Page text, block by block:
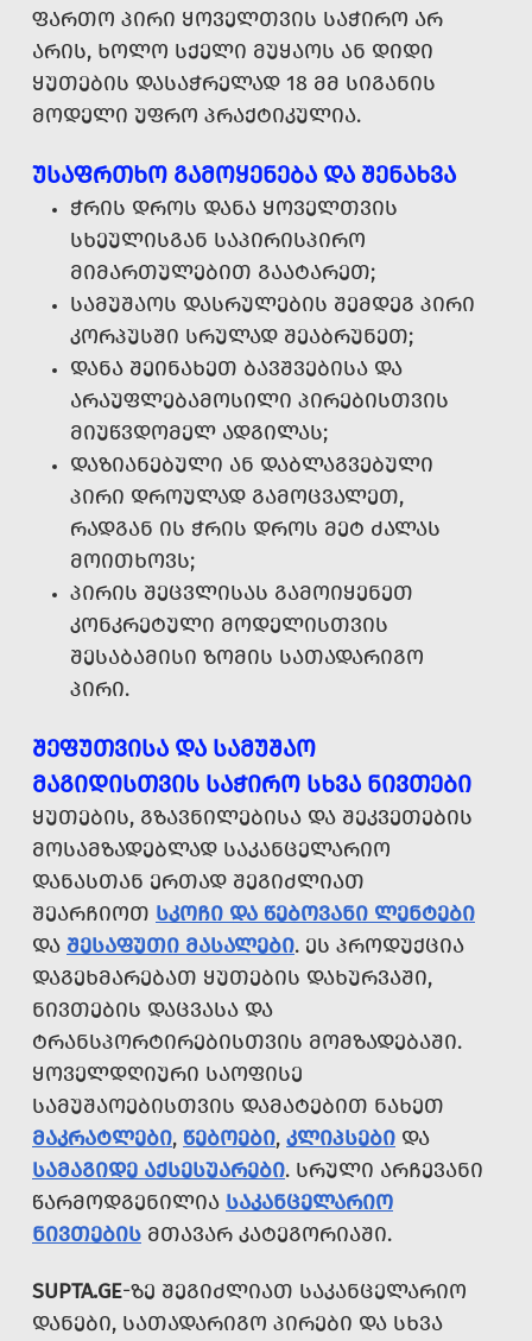
ᲤᲐᲠᲗᲝ ᲞᲘᲠᲘ ᲧᲝᲕᲔᲚᲗᲕᲘᲡ ᲡᲐᲭᲘᲠᲝ ᲐᲠ
ᲐᲠᲘᲡ, ᲮᲝᲚᲝ ᲡᲥᲔᲚᲘ ᲛᲣᲧᲐᲝᲡ ᲐᲜ ᲓᲘᲓᲘ
ᲧᲣᲗᲔᲑᲘᲡ ᲓᲐᲡᲐᲭᲠᲔᲚᲐᲓ 18 ᲛᲛ ᲡᲘᲒᲐᲜᲘᲡ
ᲛᲝᲓᲔᲚᲘ ᲣᲤᲠᲝ ᲞᲠᲐᲥᲢᲘᲙᲣᲚᲘᲐ.
ᲣᲡᲐᲤᲠᲗᲮᲝ ᲒᲐᲛᲝᲧᲔᲜᲔᲑᲐ ᲓᲐ ᲨᲔᲜᲐᲮᲕᲐ
ᲭᲠᲘᲡ ᲓᲠᲝᲡ ᲓᲐᲜᲐ ᲧᲝᲕᲔᲚᲗᲕᲘᲡ
ᲡᲮᲔᲣᲚᲘᲡᲒᲐᲜ ᲡᲐᲞᲘᲠᲘᲡᲞᲘᲠᲝ
ᲛᲘᲛᲐᲠᲗᲣᲚᲔᲑᲘᲗ ᲒᲐᲐᲢᲐᲠᲔᲗ;
ᲡᲐᲛᲣᲨᲐᲝᲡ ᲓᲐᲡᲠᲣᲚᲔᲑᲘᲡ ᲨᲔᲛᲓᲔᲒ ᲞᲘᲠᲘ
ᲙᲝᲠᲞᲣᲡᲨᲘ ᲡᲠᲣᲚᲐᲓ ᲨᲔᲐᲑᲠᲣᲜᲔᲗ;
ᲓᲐᲜᲐ ᲨᲔᲘᲜᲐᲮᲔᲗ ᲑᲐᲕᲨᲕᲔᲑᲘᲡᲐ ᲓᲐ
ᲐᲠᲐᲣᲤᲚᲔᲑᲐᲛᲝᲡᲘᲚᲘ ᲞᲘᲠᲔᲑᲘᲡᲗᲕᲘᲡ
ᲛᲘᲣᲬᲕᲓᲝᲛᲔᲚ ᲐᲓᲒᲘᲚᲐᲡ;
ᲓᲐᲖᲘᲐᲜᲔᲑᲣᲚᲘ ᲐᲜ ᲓᲐᲑᲚᲐᲒᲕᲔᲑᲣᲚᲘ
ᲞᲘᲠᲘ ᲓᲠᲝᲣᲚᲐᲓ ᲒᲐᲛᲝᲪᲕᲐᲚᲔᲗ,
ᲠᲐᲓᲒᲐᲜ ᲘᲡ ᲭᲠᲘᲡ ᲓᲠᲝᲡ ᲛᲔᲢ ᲫᲐᲚᲐᲡ
ᲛᲝᲘᲗᲮᲝᲕᲡ;
ᲞᲘᲠᲘᲡ ᲨᲔᲪᲕᲚᲘᲡᲐᲡ ᲒᲐᲛᲝᲘᲧᲔᲜᲔᲗ
ᲙᲝᲜᲙᲠᲔᲢᲣᲚᲘ ᲛᲝᲓᲔᲚᲘᲡᲗᲕᲘᲡ
ᲨᲔᲡᲐᲑᲐᲛᲘᲡᲘ ᲖᲝᲛᲘᲡ ᲡᲐᲗᲐᲓᲐᲠᲘᲒᲝ
ᲞᲘᲠᲘ.
ᲨᲔᲤᲣᲗᲕᲘᲡᲐ ᲓᲐ ᲡᲐᲛᲣᲨᲐᲝ
ᲛᲐᲒᲘᲓᲘᲡᲗᲕᲘᲡ ᲡᲐᲭᲘᲠᲝ ᲡᲮᲕᲐ ᲜᲘᲕᲗᲔᲑᲘ
ᲧᲣᲗᲔᲑᲘᲡ, ᲒᲖᲐᲕᲜᲘᲚᲔᲑᲘᲡᲐ ᲓᲐ ᲨᲔᲙᲕᲔᲗᲔᲑᲘᲡ
ᲛᲝᲡᲐᲛᲖᲐᲓᲔᲑᲚᲐᲓ ᲡᲐᲙᲐᲜᲪᲔᲚᲐᲠᲘᲝ
ᲓᲐᲜᲐᲡᲗᲐᲜ ᲔᲠᲗᲐᲓ ᲨᲔᲒᲘᲫᲚᲘᲐᲗ
ᲨᲔᲐᲠᲩᲘᲝᲗ ᲡᲙᲝᲩᲘ ᲓᲐ ᲬᲔᲑᲝᲕᲐᲜᲘ ᲚᲔᲜᲢᲔᲑᲘ
ᲓᲐ ᲨᲔᲡᲐᲤᲣᲗᲘ ᲛᲐᲡᲐᲚᲔᲑᲘ. ᲔᲡ ᲞᲠᲝᲓᲣᲥᲪᲘᲐ
ᲓᲐᲒᲔᲮᲛᲐᲠᲔᲑᲐᲗ ᲧᲣᲗᲔᲑᲘᲡ ᲓᲐᲮᲣᲠᲕᲐᲨᲘ,
ᲜᲘᲕᲗᲔᲑᲘᲡ ᲓᲐᲪᲕᲐᲡᲐ ᲓᲐ
ᲢᲠᲐᲜᲡᲞᲝᲠᲢᲘᲠᲔᲑᲘᲡᲗᲕᲘᲡ ᲛᲝᲛᲖᲐᲓᲔᲑᲐᲨᲘ.
ᲧᲝᲕᲔᲚᲓᲦᲘᲣᲠᲘ ᲡᲐᲝᲤᲘᲡᲔ
ᲡᲐᲛᲣᲨᲐᲝᲔᲑᲘᲡᲗᲕᲘᲡ ᲓᲐᲛᲐᲢᲔᲑᲘᲗ ᲜᲐᲮᲔᲗ
ᲛᲐᲙᲠᲐᲢᲚᲔᲑᲘ, ᲬᲔᲑᲝᲔᲑᲘ, ᲙᲚᲘᲞᲡᲔᲑᲘ ᲓᲐ
ᲡᲐᲛᲐᲒᲘᲓᲔ ᲐᲥᲡᲔᲡᲣᲐᲠᲔᲑᲘ. ᲡᲠᲣᲚᲘ ᲐᲠᲩᲔᲕᲐᲜᲘ
ᲬᲐᲠᲛᲝᲓᲒᲔᲜᲘᲚᲘᲐ ᲡᲐᲙᲐᲜᲪᲔᲚᲐᲠᲘᲝ
ᲜᲘᲕᲗᲔᲑᲘᲡ ᲛᲗᲐᲕᲐᲠ ᲙᲐᲢᲔᲒᲝᲠᲘᲐᲨᲘ.
SUPTA.GE-ᲖᲔ ᲨᲔᲒᲘᲫᲚᲘᲐᲗ ᲡᲐᲙᲐᲜᲪᲔᲚᲐᲠᲘᲝ
ᲓᲐᲜᲔᲑᲘ, ᲡᲐᲗᲐᲓᲐᲠᲘᲒᲝ ᲞᲘᲠᲔᲑᲘ ᲓᲐ ᲡᲮᲕᲐ